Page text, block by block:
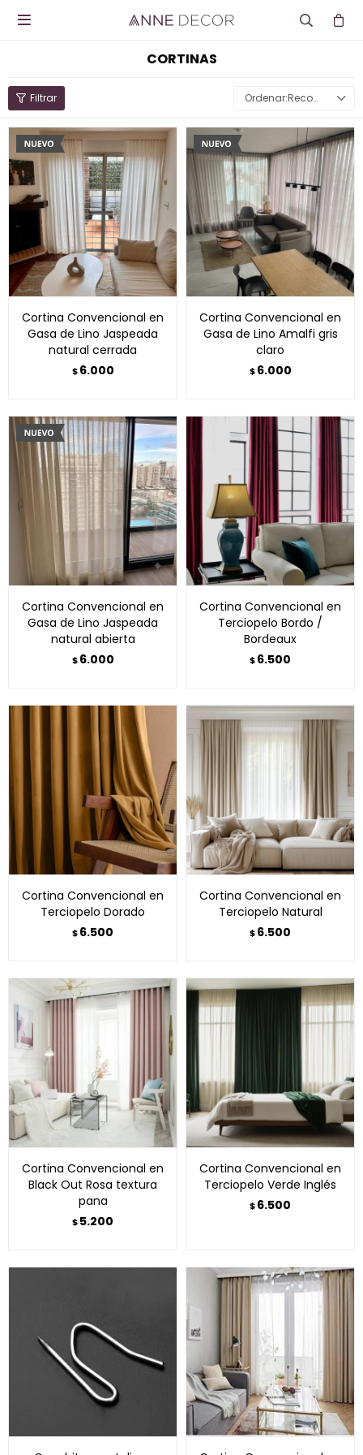

CORTINAS
Recomendados
Cortina Convencional en
Gasa de Lino Jaspeada
natural cerrada
$ 6.000
Cortina Convencional en
Gasa de Lino Amalfi gris
claro
$ 6.000
Cortina Convencional en
Gasa de Lino Jaspeada
natural abierta
$ 6.000
Cortina Convencional en
Terciopelo Bordo /
Bordeaux
$6.500
Cortina Convencional en
Terciopelo Dorado
$6.500
Cortina Convencional en
Terciopelo Natural
$6.500
Cortina Convencional en
Black Out Rosa textura
pana
$5.200
Cortina Convencional en
Terciopelo Verde Inglés
$6.500